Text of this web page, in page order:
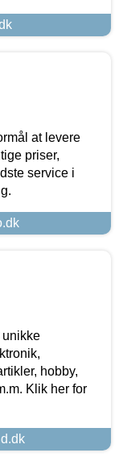
at levere
priser,
service i
unikke
hobby,
Klik her for